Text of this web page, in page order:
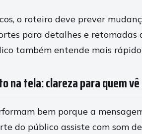
o roteiro deve prever
para detalhes e
também entende mais
na tela: clareza para quem
bem porque a
do público assiste com som